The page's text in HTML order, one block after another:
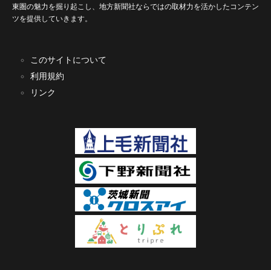
東圏の魅力を掘り起こし、地方新聞社ならではの取材力を活かしたコンテン
ツを提供していきます。
このサイトについて
利用規約
リンク